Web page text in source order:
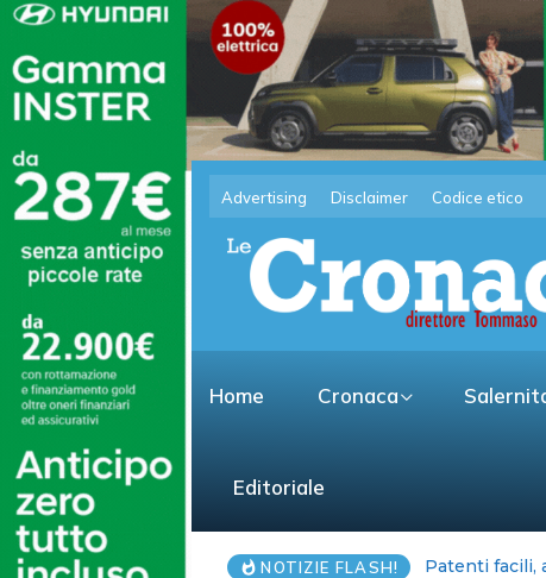
Advertising Disclaimer Codice etico
Home Cronaca
Editoriale
NOTIZIE FLASH! Piantedosi,